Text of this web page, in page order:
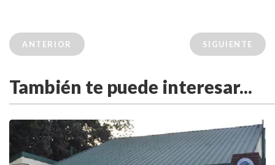
ANTERIOR SIGUIENTE
También te puede interesar...